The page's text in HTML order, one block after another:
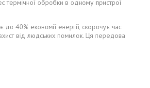
термічної обробки в одному пристрої
40% економії енергії, скорочує час
від людських помилок. Ця передова